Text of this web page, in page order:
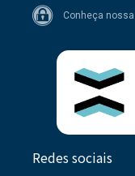
Redes sociais
Conheça